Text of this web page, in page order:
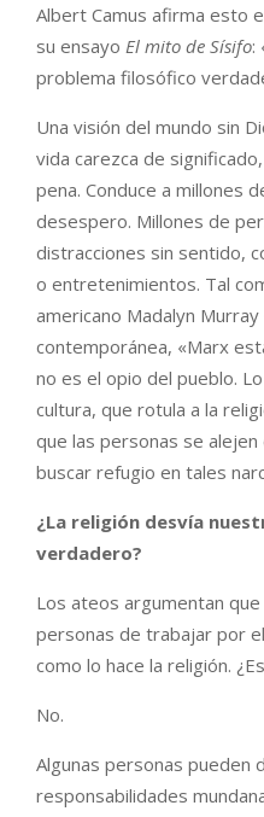
Albert Camus afirma esto
su ensayo El mito de Sísifo:
problema filosófico
Una visión del mundo sin
vida carezca de
pena. Conduce a millones
desespero. Millones de
distracciones sin sentido,
o entretenimientos. Tal
americano Madalyn
contemporánea, «Marx
no es el opio del pueblo.
cultura, que rotula a la
que las personas se
buscar refugio en tales
¿La religión desvía
verdadero?
Los ateos argumentan
personas de trabajar por
como lo hace la religión.
No.
Algunas personas pueden
responsabilidades